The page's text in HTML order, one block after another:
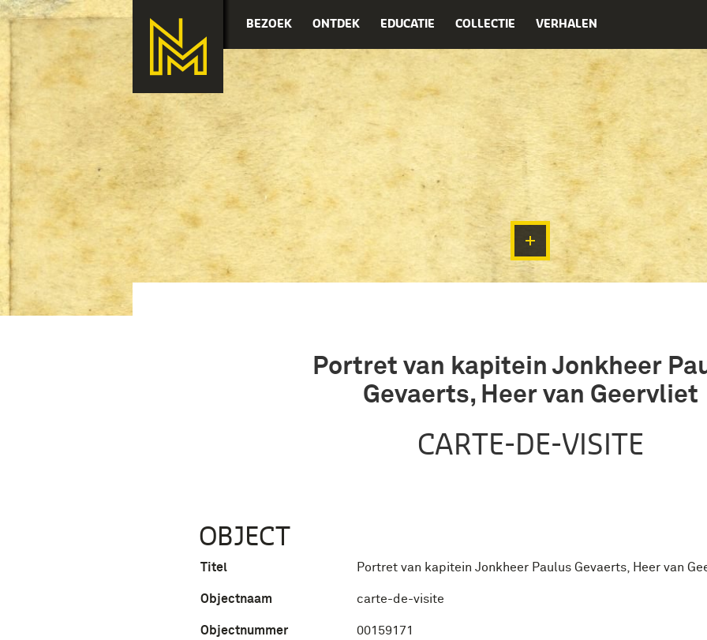
BEZOEK ONTDEK EDUCATIE COLLECTIE VERHALEN
Portret van kapitein Jonkheer
Gevaerts, Heer van Geervliet
CARTE-DE-VISITE
OBJECT
Titel Portret van kapitein Jonkheer Paulus Gevaerts, Heer van
Objectnaam carte-de-visite
Objectnummer 00159171